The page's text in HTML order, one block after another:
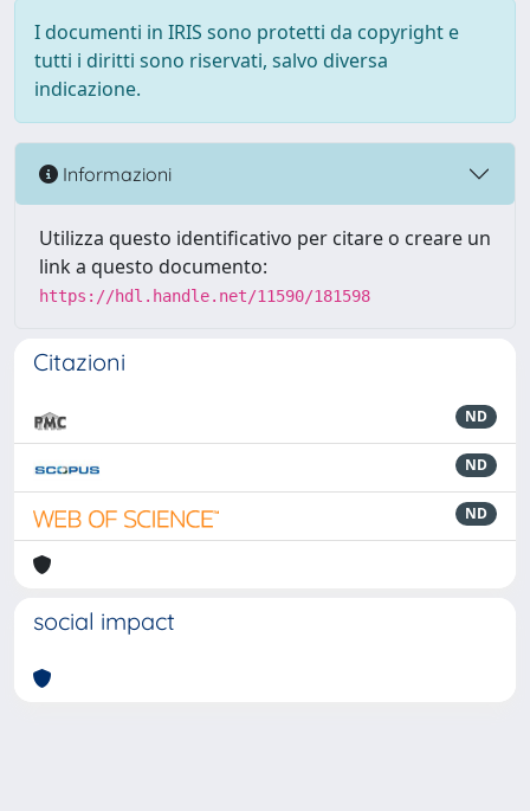
I documenti in IRIS sono protetti da copyright e
tutti i diritti sono riservati, salvo diversa
indicazione.
Informazioni
Utilizza questo identificativo per citare o creare un
link a questo documento:
https://hdl.handle.net/11590/181598
Citazioni
ND
ND
ND
social impact